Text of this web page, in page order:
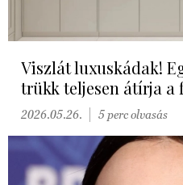
Viszlát luxuskádak!
trükk teljesen átírja a
2026.05.26. 5 perc olvasás